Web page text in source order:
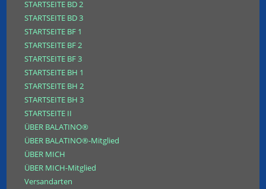
STARTSEITE BD 2
STARTSEITE BD 3
STARTSEITE BF 1
STARTSEITE BF 2
STARTSEITE BF 3
STARTSEITE BH 1
STARTSEITE BH 2
STARTSEITE BH 3
STARTSEITE II
ÜBER BALATINO®
ÜBER BALATINO®-Mitglied
ÜBER MICH
ÜBER MICH-Mitglied
Versandarten